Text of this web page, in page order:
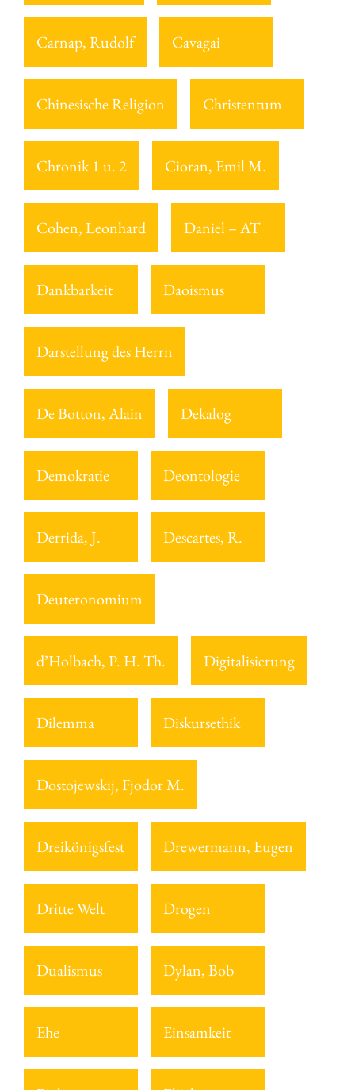
Carnap, Rudolf Cavagai
Chinesische Religion Christentum
Chronik 1 u. 2 Cioran, Emil M.
Cohen, Leonhard Daniel – AT
Dankbarkeit Daoismus
Darstellung des Herrn
De Botton, Alain Dekalog
Demokratie Deontologie
Derrida, J. Descartes, R.
Deuteronomium
d’Holbach, P. H. Th. Digitalisierung
Dilemma Diskursethik
Dostojewskij, Fjodor M.
Dreikönigsfest Drewermann, Eugen
Dritte Welt Drogen
Dualismus Dylan, Bob
Ehe Einsamkeit